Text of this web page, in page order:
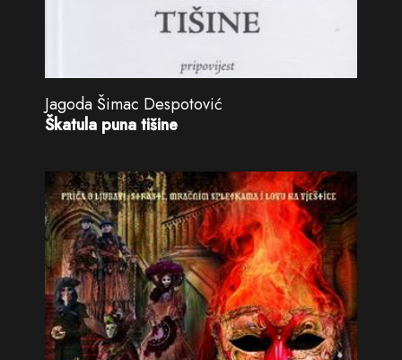
Jagoda Šimac Despotović
Škatula puna tišine